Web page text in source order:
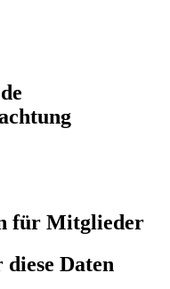
für Mitglieder
Daten